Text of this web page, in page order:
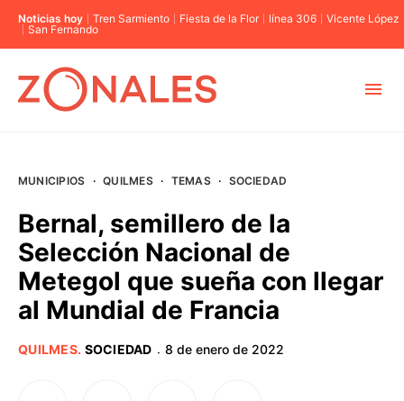
Noticias hoy Tren Sarmiento Fiesta de la Flor línea 306
Vicente López
San Fernando
BUENOS AIRES
PROVINCIAS
MUNICIPIOS · QUILMES · TEMAS · SOCIEDAD
Bernal, semillero de la
Selección Nacional de
Metegol que sueña con llegar
al Mundial de Francia
QUILMES. SOCIEDAD · 8 de enero de 2022